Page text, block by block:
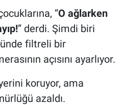
“O ağlarken
” derdi. Şimdi biri
filtreli bir
açısını ayarlıyor.
koruyor, ama
azaldı.